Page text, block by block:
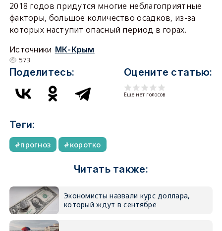
2018 годов придутся многие неблагоприятные
факторы, большое количество осадков, из-за
которых наступит опасный период в горах.
Источники МК-Крым
573
Поделитесь: Оцените статью:
Еще нет голосов
Теги:
прогноз коротко
Читать также:
Экономисты назвали курс доллара,
который ждут в сентябре